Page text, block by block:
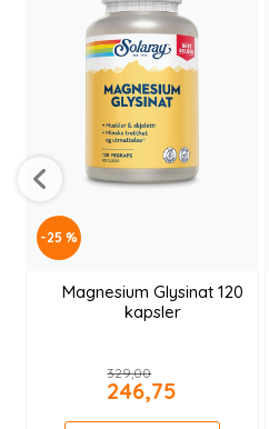
-25 %
Magnesium Glysinat 120
kapsler
329,00
246,75